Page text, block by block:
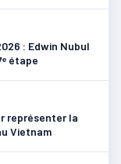
: Edwin Nubul
étape
représenter la
Vietnam